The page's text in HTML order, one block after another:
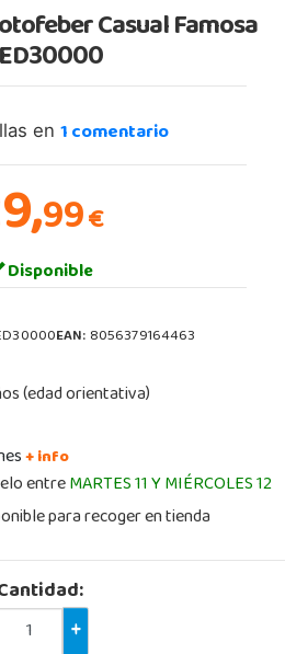
Casual Famosa
en 1comentario
99€
Disponible
EAN:8056379164463
(edad orientativa)
+ info
entreMARTES 11 Y MIÉRCOLES 12
para recoger en tienda
+